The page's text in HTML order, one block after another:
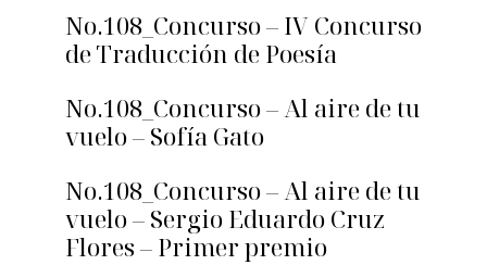
No.108_Concurso – IV Concurso
de Traducción de Poesía
No.108_Concurso – Al aire de tu
vuelo – Sofía Gato
No.108_Concurso – Al aire de tu
vuelo – Sergio Eduardo Cruz
Flores – Primer premio